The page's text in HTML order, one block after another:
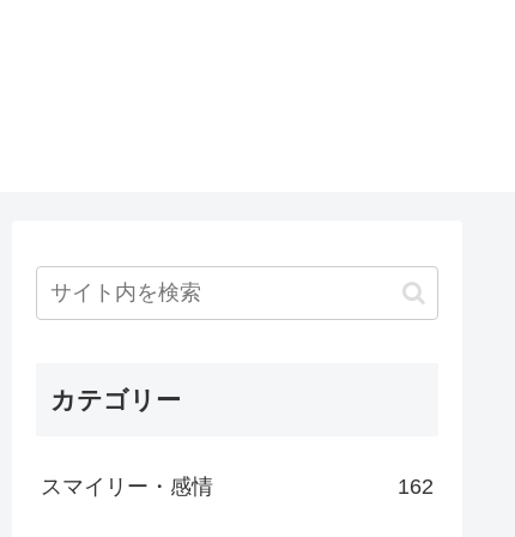
カテゴリー
スマイリー・感情 162